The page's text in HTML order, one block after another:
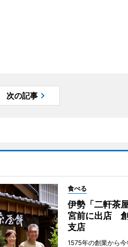
次の記事
食べる
伊勢「二軒茶
宮前に出店
支店
1575年の創業から